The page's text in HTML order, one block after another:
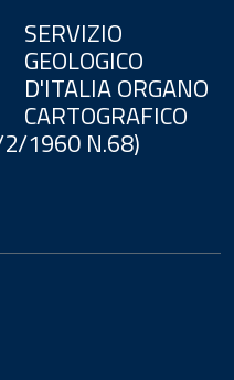
SERVIZIO
GEOLOGICO
D'ITALIA ORGANO
CARTOGRAFICO
2/1960 N.68)